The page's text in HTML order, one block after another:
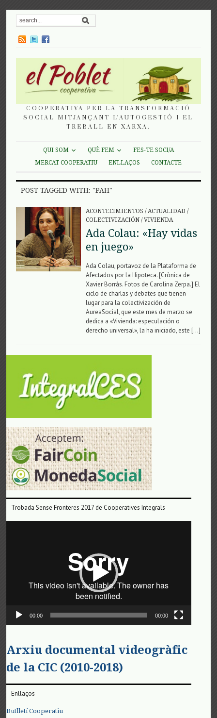
COOPERATIVA PER LA TRANSFORMACIÓ
SOCIAL MITJANÇANT L'AUTOGESTIÓ I EL
TREBALL EN XARXA.
QUI SOM QUÈ FEM
FES-TE SOCI/A
MERCAT COOPERATIU
ENLLAÇOS CONTACTE
POST TAGGED WITH: "PAH"
ACONTECIMIENTOS /ACTUALIDAD /
COLECTIVIZACIÓN/VIVIENDA
Ada Colau: «Hay vidas
en juego»
Ada Colau, portavoz de la Plataforma de
Afectados por la Hipoteca. [Crònica de
Xavier Borràs. Fotos de Carolina Zerpa.] El
ciclo de charlas y debates que tienen
lugar para la colectivización de
AureaSocial, que este mes de marzo se
dedica a «Vivienda: especulación o
derecho universal», la ha iniciado, este […]
Trobada Sense Fronteres 2017 de Cooperatives Integrals
00:00 00:00
Arxiu documental videogràfic
de la CIC (2010-2018)
Enllaços
Butlletí Cooperatiu